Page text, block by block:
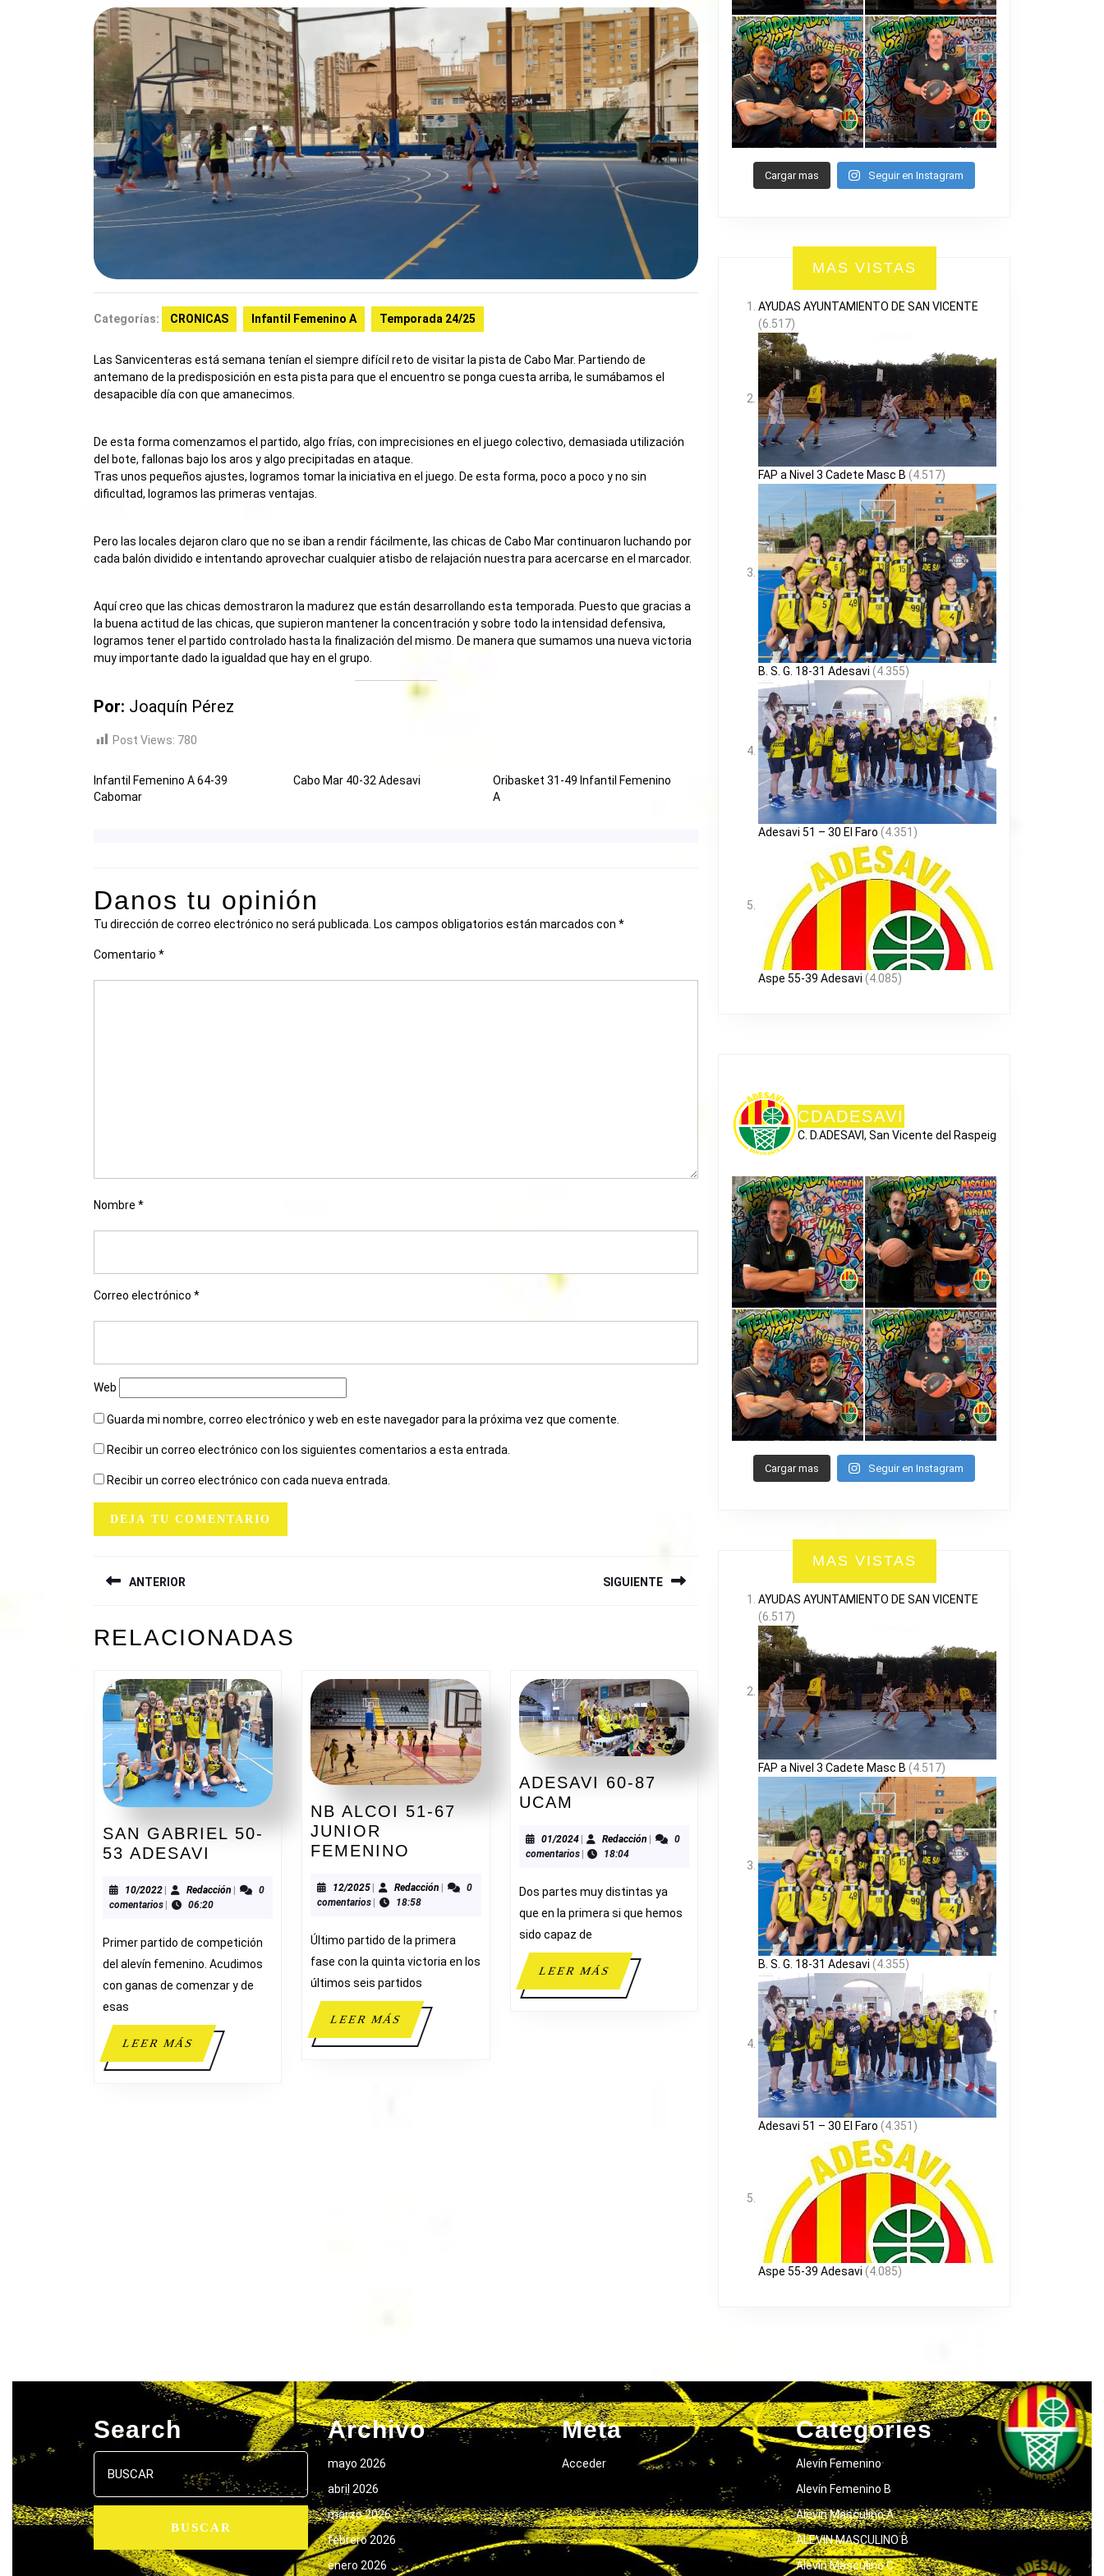
Categorías: CRONICAS Infantil Femenino A Temporada 24/25
Las Sanvicenteras está semana tenían el siempre difícil reto de visitar la pista de Cabo Mar. Partiendo de
antemano de la predisposición en esta pista para que el encuentro se ponga cuesta arriba, le sumábamos el
desapacible día con que amanecimos.
De esta forma comenzamos el partido, algo frías, con imprecisiones en el juego colectivo, demasiada utilización
del bote, fallonas bajo los aros y algo precipitadas en ataque.
Tras unos pequeños ajustes, logramos tomar la iniciativa en el juego. De esta forma, poco a poco y no sin
dificultad, logramos las primeras ventajas.
Pero las locales dejaron claro que no se iban a rendir fácilmente, las chicas de Cabo Mar continuaron luchando por
cada balón dividido e intentando aprovechar cualquier atisbo de relajación nuestra para acercarse en el marcador.
Aquí creo que las chicas demostraron la madurez que están desarrollando esta temporada. Puesto que gracias a
la buena actitud de las chicas, que supieron mantener la concentración y sobre todo la intensidad defensiva,
logramos tener el partido controlado hasta la finalización del mismo. De manera que sumamos una nueva victoria
muy importante dado la igualdad que hay en el grupo.
Por: Joaquín Pérez
Post Views: 780
Infantil Femenino A 64-39
Cabomar
Cabo Mar 40-32 Adesavi
Oribasket 31-49 Infantil Femenino
A
Danos tu opinión
Tu dirección de correo electrónico no será publicada. Los campos obligatorios están marcados con *
Comentario *
Nombre *
Correo electrónico *
Web
Guarda mi nombre, correo electrónico y web en este navegador para la próxima vez que comente.
Recibir un correo electrónico con los siguientes comentarios a esta entrada.
Recibir un correo electrónico con cada nueva entrada.
DE
ENTRADAS
ANTERIOR
anterior:
SIGUIENTE
RELACIONADAS
SAN GABRIEL 50-
53 ADESAVI
50-
53
10/202210/2022
| RedacciónRedacción
|
0
comentarios | 06:20
Primer partido de competición
del alevín femenino. Acudimos
con ganas de comenzar y de
esas
LEER MÁSLEER
MÁS
NB ALCOI 51-67
JUNIOR
FEMENINO
51-
67
FEMENINO
12/202512/2025
| Redacción Redacción
|
0
comentarios | 18:58
Último partido de la primera
fase con la quinta victoria en los
últimos seis partidos
LEER MÁSLEER
MÁS
ADESAVI 60-87
UCAM
87
UCAM
01/202401/2024
| Redacción Redacción
|
0
comentarios | 18:04
Dos partes muy distintas ya
que en la primera si que hemos
sido capaz de
LEER MÁSLEER
MÁS
Cargar mas Seguir en Instagram
MAS VISTAS
AYUDAS AYUNTAMIENTO DE SAN VICENTE
(6.517)
FAP a Nivel 3 Cadete Masc B (4.517)
B. S. G. 18-31 Adesavi (4.355)
Adesavi 51 – 30 El Faro (4.351)
Aspe 55-39 Adesavi (4.085)
CDADESAVI
C. D.ADESAVI, San Vicente del Raspeig
Cargar mas Seguir en Instagram
MAS VISTAS
AYUDAS AYUNTAMIENTO DE SAN VICENTE
(6.517)
FAP a Nivel 3 Cadete Masc B (4.517)
B. S. G. 18-31 Adesavi (4.355)
Adesavi 51 – 30 El Faro (4.351)
Aspe 55-39 Adesavi (4.085)
Search
Buscar:
Archivo
mayo 2026
abril 2026
marzo 2026
febrero 2026
enero 2026
Meta
Acceder
Categories
Alevín Femenino
Alevín Femenino B
Alevín Masculino A
ALEVIN MASCULINO B
Alevín Masculino C